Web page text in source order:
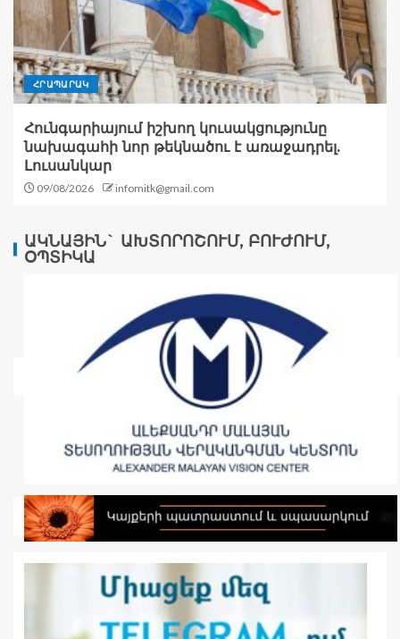
ՀՐԱՊԱՐԱԿ
Հունգարիայում իշխող կուսակցությունը
նախագահի նոր թեկնածու է առաջադրել.
Լուսանկար
09/08/2026 infomitk@gmail.com
ԱԿՆԱՅԻՆ` ԱԽՏՈՐՈՇՈՒՄ, ԲՈՒԺՈՒՄ,
ՕՊՏԻԿԱ